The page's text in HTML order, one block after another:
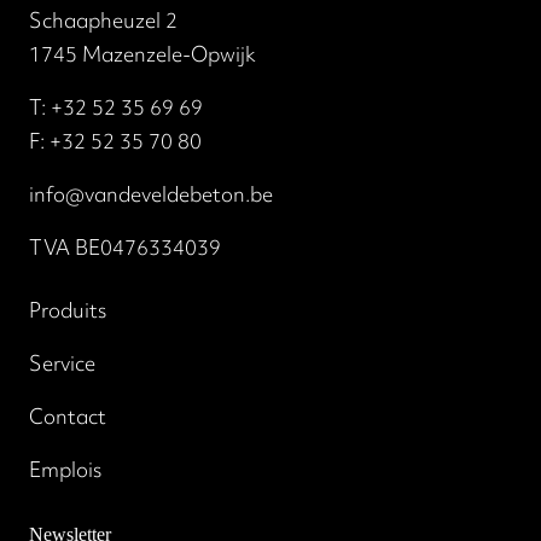
Schaapheuzel 2
1745 Mazenzele-Opwijk
T:+32 52 35 69 69
F: +32 52 35 70 80
info@vandeveldebeton.be
TVA BE0476334039
Produits
Service
Contact
Emplois
Newsletter